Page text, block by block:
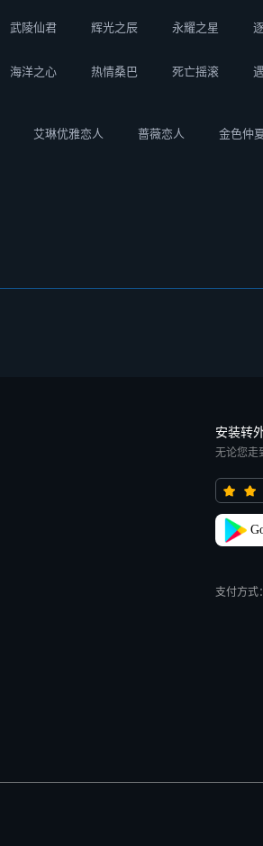
武陵仙君 辉光之辰 永耀之星
海洋之心 热情桑巴 死亡摇滚
艾琳优雅恋人 蔷薇恋人 金色仲
安装转
无论您走
支付方式：